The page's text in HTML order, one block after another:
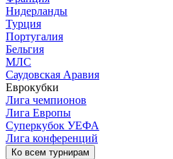
Нидерланды
Турция
Португалия
Бельгия
МЛС
Саудовская Аравия
Еврокубки
Лига чемпионов
Лига Европы
Суперкубок УЕФА
Лига конференций
Ко всем турнирам